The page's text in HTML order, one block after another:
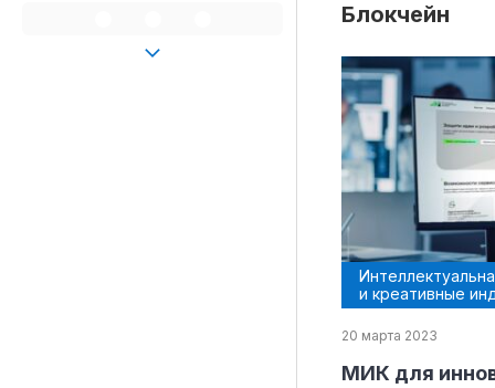
Блокчейн
и креативные
20 марта 2023
МИК для